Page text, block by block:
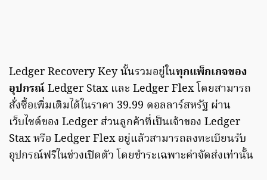
Ledger Recovery Key นั้นรวมอยู่ในทุกแพ็กเกจของ
อุปกรณ์Ledger Stax และ Ledger Flex โดยสามารถ
สั่งซื้อเพิ่มเติมได้ในราคา 39.99 ดอลลาร์สหรัฐ ผ่าน
เว็บไซต์ของ Ledger ส่วนลูกค้าที่เป็นเจ้าของ Ledger
Stax หรือ Ledger Flex อยู่แล้วสามารถลงทะเบียนรับ
อุปกรณ์ฟรีในช่วงเปิดตัว โดยชำระเฉพาะค่าจัดส่งเท่านั้น